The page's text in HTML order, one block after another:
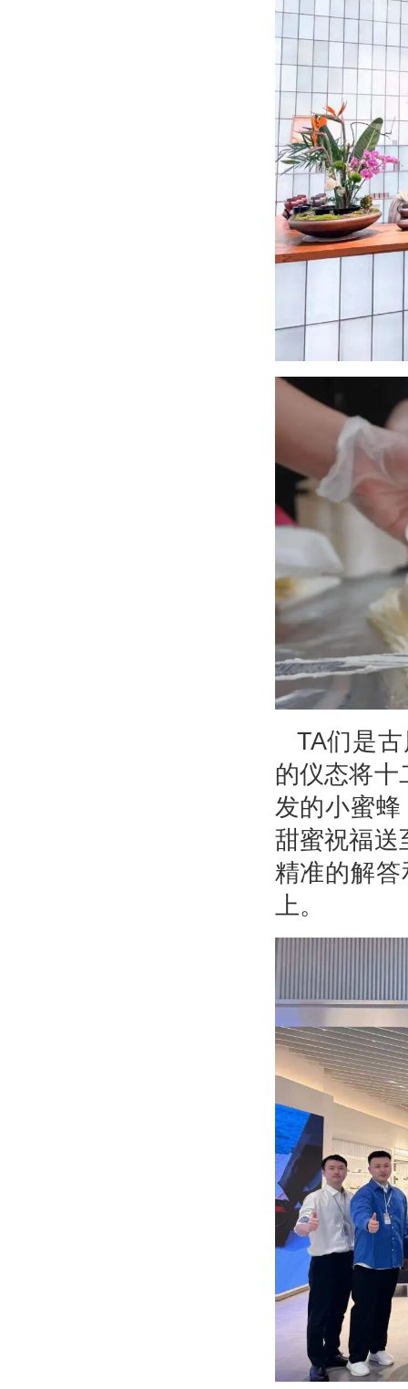
TA们是
的仪态将十
发的小蜜
甜蜜祝福送
精准的解
上。